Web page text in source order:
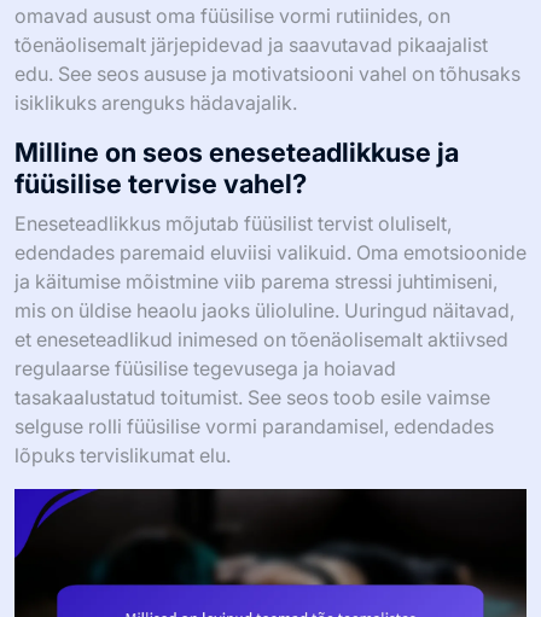
omavad ausust oma füüsilise vormi rutiinides, on
tõenäolisemalt järjepidevad ja saavutavad pikaajalist
edu. See seos aususe ja motivatsiooni vahel on tõhusaks
isiklikuks arenguks hädavajalik.
Milline on seos eneseteadlikkuse ja
füüsilise tervise vahel?
Eneseteadlikkus mõjutab füüsilist tervist oluliselt,
edendades paremaid eluviisi valikuid. Oma emotsioonide
ja käitumise mõistmine viib parema stressi juhtimiseni,
mis on üldise heaolu jaoks ülioluline. Uuringud näitavad,
et eneseteadlikud inimesed on tõenäolisemalt aktiivsed
regulaarse füüsilise tegevusega ja hoiavad
tasakaalustatud toitumist. See seos toob esile vaimse
selguse rolli füüsilise vormi parandamisel, edendades
lõpuks tervislikumat elu.